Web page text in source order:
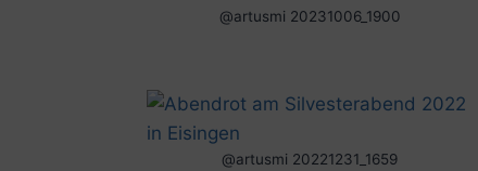
@artusmi 20231006_1900
@artusmi 20221231_1659